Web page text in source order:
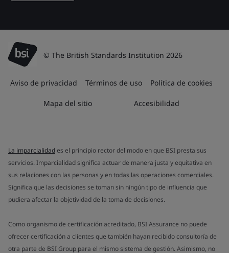
© The British Standards Institution 2026
Aviso de privacidad Términos de uso Política de cookies
Mapa del sitio Accesibilidad
La imparcialidades el principio rector del modo en que BSI presta sus
servicios. Imparcialidad significa actuar de manera justa y equitativa en
sus relaciones con las personas y en todas las operaciones comerciales.
Significa que las decisiones se toman sin ningún tipo de influencia que
pudiera afectar la objetividad de la toma de decisiones.
Como organismo de certificación acreditado, BSI Assurance no puede
ofrecer certificación a clientes que también hayan recibido consultoría de
otra parte de BSI Group para el mismo sistema de gestión. Asimismo, no